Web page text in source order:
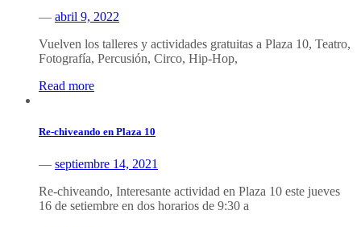
— abril 9, 2022
Vuelven los talleres y actividades gratuitas a Plaza 10, Teatro,
Fotografía, Percusión, Circo, Hip-Hop,
Read more
Re-chiveando en Plaza 10
— septiembre 14, 2021
Re-chiveando, Interesante actividad en Plaza 10 este jueves
16 de setiembre en dos horarios de 9:30 a